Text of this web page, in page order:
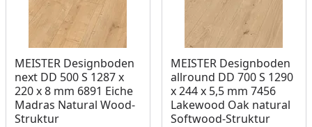
MEISTER Designboden
next DD 500 S 1287 x
220 x 8 mm 6891 Eiche
Madras Natural Wood-
Struktur
Produkt am Lager
MEISTER Designboden
allround DD 700 S 1290
x 244 x 5,5 mm 7456
Lakewood Oak natural
Softwood-Struktur
Produkt am Lager